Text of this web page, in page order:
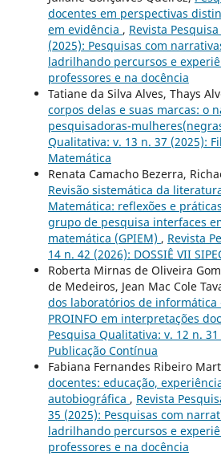
docentes em perspectivas
em evidência , Revista
(2025): Pesquisas com
ladrilhando percursos e
professores e na docência
Tatiane da Silva Alves, Thays
corpos delas e suas marcas: o
pesquisadoras-
Qualitativa: v. 13 n. 37 (2025):
Matemática
Renata Camacho Bezerra,
Revisão sistemática da
Matemática: reflexões e
grupo de pesquisa interfaces
matemática (GPIEM) , Revista
14 n. 42 (2026): DOSSIÊ VII
Roberta Mirnas de Oliveira
de Medeiros, Jean Mac Cole
dos laboratórios de informática
PROINFO em interpretações
Pesquisa Qualitativa: v. 12 n.
Publicação Contínua
Fabiana Fernandes Ribeiro
docentes: educação,
autobiográfica , Revista
35 (2025): Pesquisas com
ladrilhando percursos e
professores e na docência